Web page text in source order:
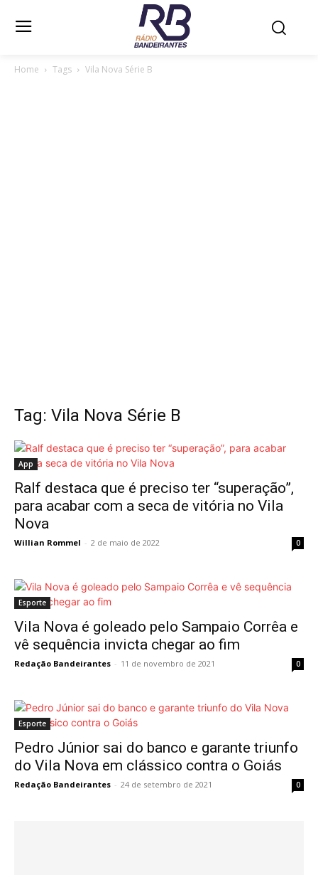
Home Tags Vila Nova Série B
Tag: Vila Nova Série B
App
Ralf destaca que é preciso ter “superação”,
para acabar com a seca de vitória no Vila
Nova
Willian Rommel - 2 de maio de 2022 0
Esporte
Vila Nova é goleado pelo Sampaio Corrêa e
vê sequência invicta chegar ao fim
Redação Bandeirantes - 11 de novembro de 2021 0
Esporte
Pedro Júnior sai do banco e garante triunfo
do Vila Nova em clássico contra o Goiás
Redação Bandeirantes - 24 de setembro de 2021 0